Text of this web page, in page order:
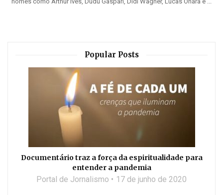
Popular Posts
Documentário traz a força da espiritualidade para
entender a pandemia
Portal de Jornalismo 17 de junho de 2020